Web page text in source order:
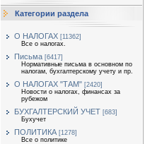
Категории раздела
О НАЛОГАХ [11362]
Все о налогах.
Письма [6417]
Нормативные письма в основном по
налогам, бухгалтерскому учету и пр.
О НАЛОГАХ "ТАМ" [2420]
Новости о налогах, финансах за
рубежом
БУХГАЛТЕРСКИЙ УЧЕТ [683]
Бухучет
ПОЛИТИКА [1278]
Все о политике